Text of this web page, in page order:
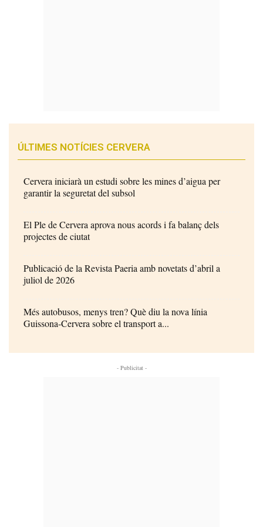
ÚLTIMES NOTÍCIES CERVERA
Cervera iniciarà un estudi sobre les mines d’aigua per
garantir la seguretat del subsol
El Ple de Cervera aprova nous acords i fa balanç dels
projectes de ciutat
Publicació de la Revista Paeria amb novetats d’abril a
juliol de 2026
Més autobusos, menys tren? Què diu la nova línia
Guissona-Cervera sobre el transport a...
- Publicitat -